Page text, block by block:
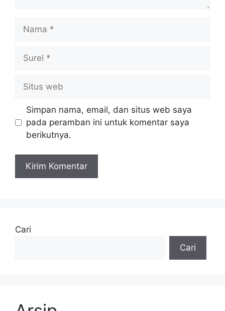
Nama
Surel
Situs
web
Simpan nama, email, dan situs web saya
pada peramban ini untuk komentar saya
berikutnya.
Cari
Cari